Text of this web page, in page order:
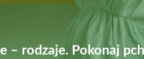
– rodzaje. Pokonaj